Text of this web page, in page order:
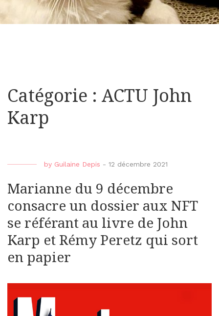
Catégorie : ACTU John
Karp
by Guilaine Depis - 12 décembre 2021
Marianne du 9 décembre
consacre un dossier aux NFT
se référant au livre de John
Karp et Rémy Peretz qui sort
en papier